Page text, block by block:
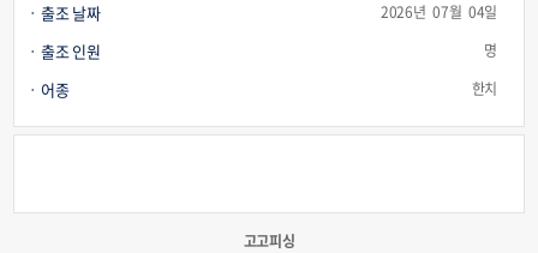
출조 날짜 2026년 07월 04일
출조 인원 명
어종 한치
고고피싱